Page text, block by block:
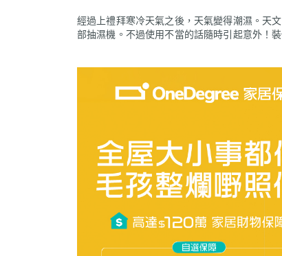
經過上禮拜寒冷天氣之後，天氣變得潮濕。天
部抽濕機。不過使用不當的話隨時引起意外！